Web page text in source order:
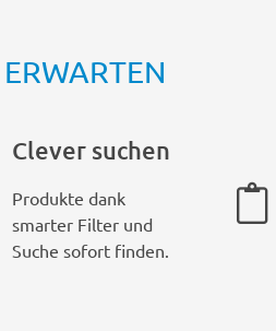
Clever suchen
Produkte dank
smarter Filter und
Suche sofort finden.